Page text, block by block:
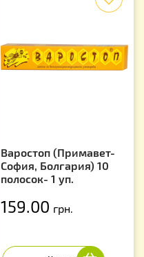
Варостоп (Примавет-
София, Болгария) 10
полосок- 1 уп.
159.00 грн.